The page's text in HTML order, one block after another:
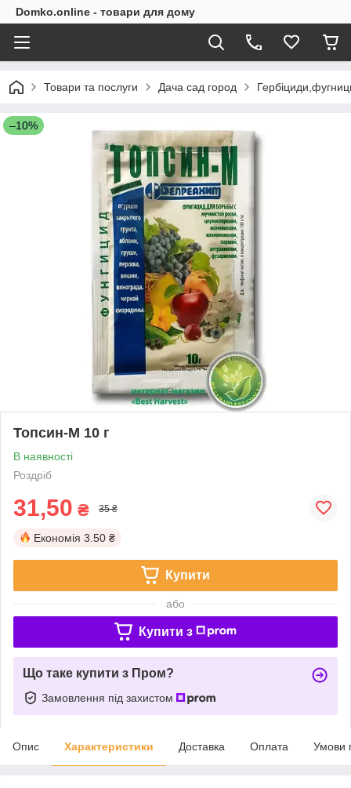
Domko.online - товари для дому
Товари та послуги Дача сад город
–10%
Топсин-М 10 г
В наявності
Роздріб
31,50 ₴ 35 ₴
Економія 3.50 ₴
Купити
або
Купити з
Що таке купити з Пром?
Замовлення під захистом
Опис Характеристики Доставка Оплата Умови